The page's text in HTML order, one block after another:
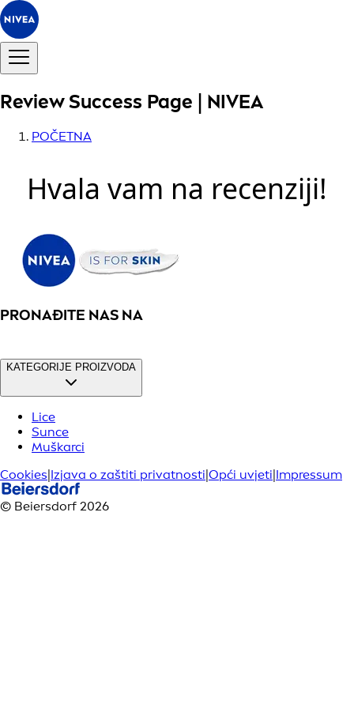
Review Success Page | NIVEA
POČETNA
Hvala vam na recenziji!
PRONAĐITE NAS NA
KATEGORIJE PROIZVODA
Lice
Sunce
Muškarci
Cookies Izjava o zaštiti privatnosti Opći uvjeti Impressum
© Beiersdorf 2026